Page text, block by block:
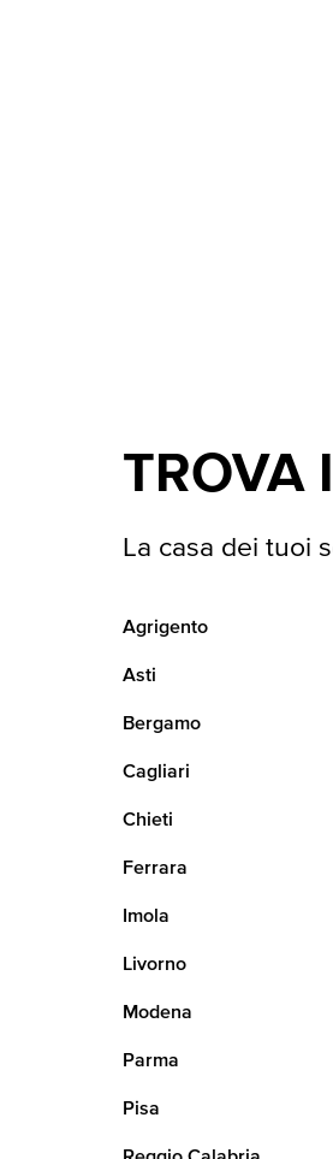
TROVA
La casa dei tuoi
Agrigento
Asti
Bergamo
Cagliari
Chieti
Ferrara
Imola
Livorno
Modena
Parma
Pisa